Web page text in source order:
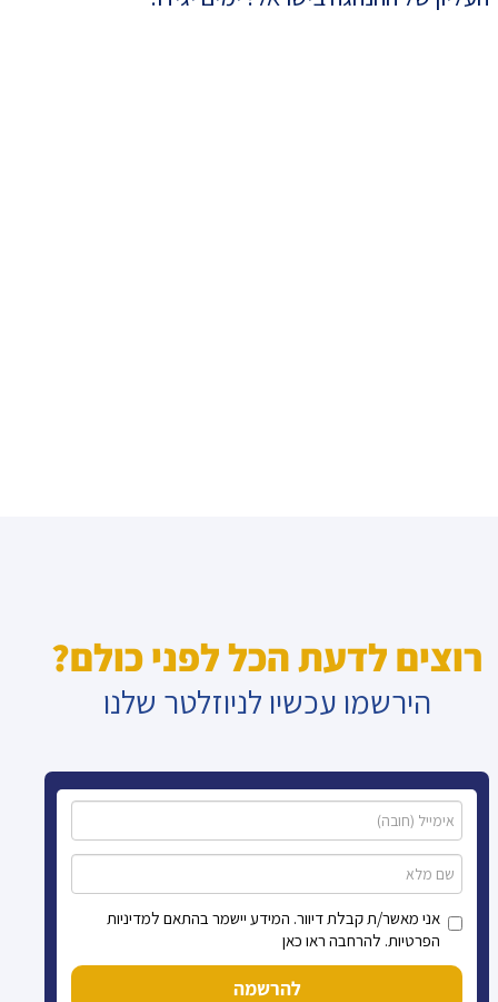
רוצים לדעת הכל לפני כולם?
הירשמו עכשיו לניוזלטר שלנו
אני מאשר/ת קבלת דיוור. המידע יישמר בהתאם למדיניות
הפרטיות. להרחבה ראו כאן
להרשמה